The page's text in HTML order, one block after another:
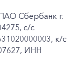
Сбербанк г.
с/с
к/c
ИНН